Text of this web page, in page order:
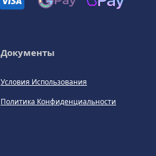
Документы
Условия Использования
Политика Конфиденциальности